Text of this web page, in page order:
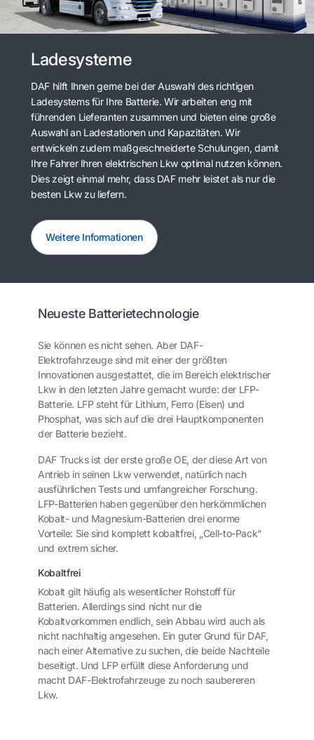
Ladesysteme
DAF hilft Ihnen gerne bei der Auswahl des richtigen
Ladesystems für Ihre Batterie. Wir arbeiten eng mit
führenden Lieferanten zusammen und bieten eine große
Auswahl an Ladestationen und Kapazitäten. Wir
entwickeln zudem maßgeschneiderte Schulungen, damit
Ihre Fahrer Ihren elektrischen Lkw optimal nutzen können.
Dies zeigt einmal mehr, dass DAF mehr leistet als nur die
besten Lkw zu liefern.
Weitere Informationen
Neueste Batterietechnologie
Sie können es nicht sehen. Aber DAF-
Elektrofahrzeuge sind mit einer der größten
Innovationen ausgestattet, die im Bereich elektrischer
Lkw in den letzten Jahre gemacht wurde: der LFP-
Batterie. LFP steht für Lithium, Ferro (Eisen) und
Phosphat, was sich auf die drei Hauptkomponenten
der Batterie bezieht.
DAF Trucks ist der erste große OE, der diese Art von
Antrieb in seinen Lkw verwendet, natürlich nach
ausführlichen Tests und umfangreicher Forschung.
LFP-Batterien haben gegenüber den herkömmlichen
Kobalt- und Magnesium-Batterien drei enorme
Vorteile: Sie sind komplett kobaltfrei, „Cell-to-Pack“
und extrem sicher.
Kobaltfrei
Kobalt gilt häufig als wesentlicher Rohstoff für
Batterien. Allerdings sind nicht nur die
Kobaltvorkommen endlich, sein Abbau wird auch als
nicht nachhaltig angesehen. Ein guter Grund für DAF,
nach einer Alternative zu suchen, die beide Nachteile
beseitigt. Und LFP erfüllt diese Anforderung und
macht DAF-Elektrofahrzeuge zu noch saubereren
Lkw.